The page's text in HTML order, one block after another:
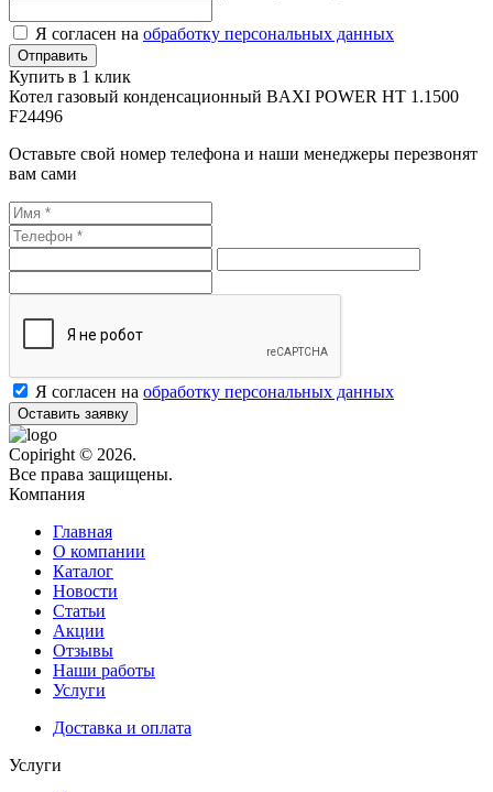
Я согласен на обработку персональных данных
Купить в 1 клик
Котел газовый конденсационный BAXI POWER HT 1.1500
F24496
Оставьте свой номер телефона и наши менеджеры перезвонят
вам сами
Я согласен на обработку персональных данных
Оставить заявку
Copiright © 2026.
Все права защищены.
Компания
Главная
О компании
Каталог
Новости
Статьи
Акции
Отзывы
Наши работы
Услуги
Доставка и оплата
Услуги